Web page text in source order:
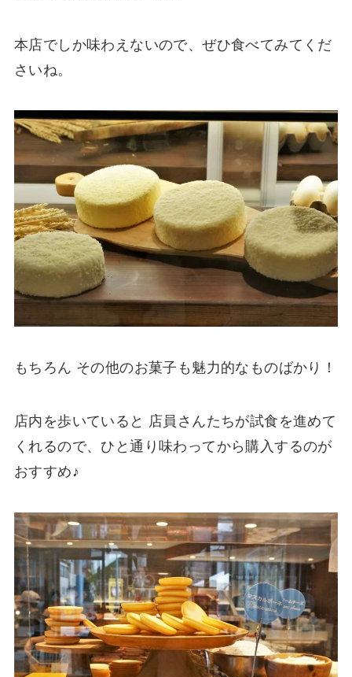
本店でしか味わえないので、ぜひ食べてみてくだ
さいね。
もちろん その他のお菓子も魅力的なものばかり！
店内を歩いていると 店員さんたちが試食を進めて
くれるので、ひと通り味わってから購入するのが
おすすめ♪